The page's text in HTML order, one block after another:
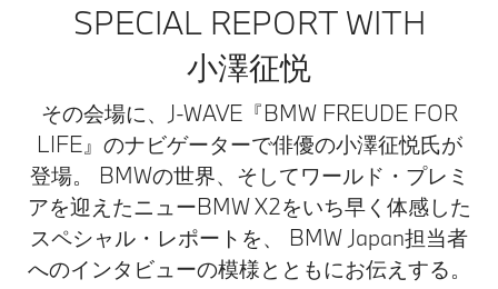
SPECIAL REPORT WITH
小澤征悦
その会場に、J-WAVE『BMW FREUDE FOR
LIFE』のナビゲーターで俳優の小澤征悦氏が
登場。 BMWの世界、そしてワールド・プレミ
アを迎えたニューBMW X2をいち早く体感した
スペシャル・レポートを、 BMW Japan担当者
へのインタビューの模様とともにお伝えする。